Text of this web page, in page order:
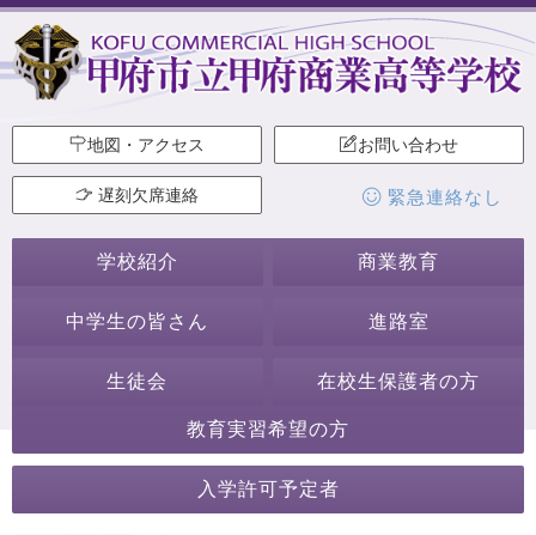
地図・アクセス お問い合わせ
遅刻欠席連絡 緊急連絡なし
学校紹介 商業教育
中学生の皆さん 進路室
生徒会 在校生保護者の方
教育実習希望の方
入学許可予定者